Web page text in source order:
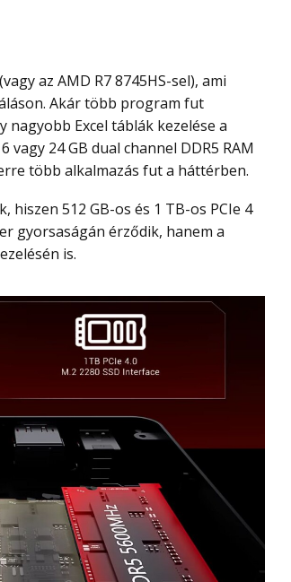
Akár több program fut
Excel táblák kezelése a
24 GB dual channel DDR5 RAM
több alkalmazás fut a háttérben.
gyorsaságán érződik, hanem a
is.